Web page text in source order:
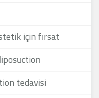
için fırsat
tedavisi